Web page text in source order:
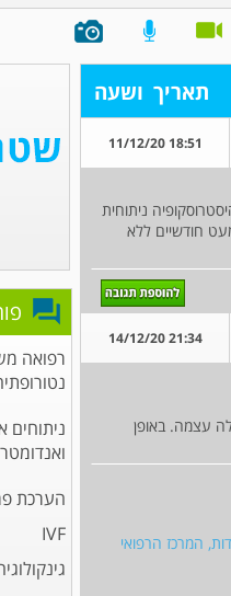
תאריך ושעה
18:51 11/12/20
עברתי הפלה עם ציטוטק ולאחר מכן עוד 2 מנות ציטוטק. בשל שארית עברתי ב 25.11 היסטרוסקופיה ניתוחית
שכמעט חודשיים ללא
21:34 14/12/20
עצמה. באופן
המרכז הרפואי
רפואה
ניתוחים
הערכת
IVF